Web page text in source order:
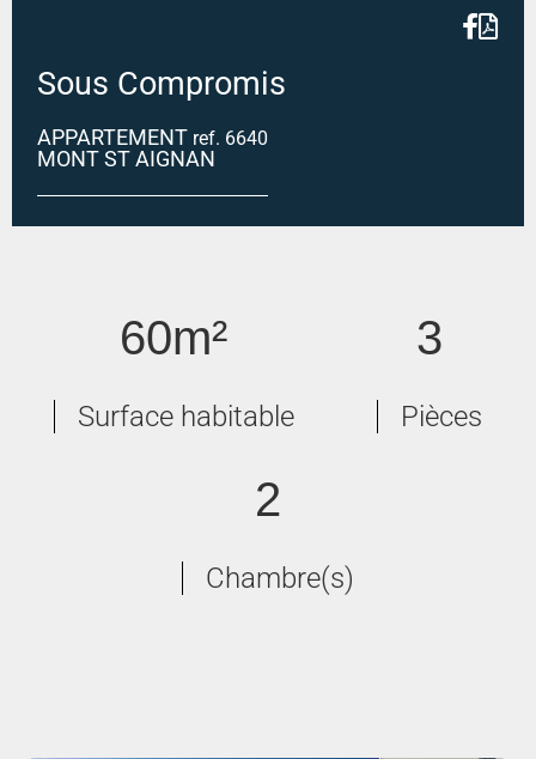
Sous Compromis
APPARTEMENT ref. 6640
MONT ST AIGNAN
60m²
Surface habitable
3
Pièces
2
Chambre(s)